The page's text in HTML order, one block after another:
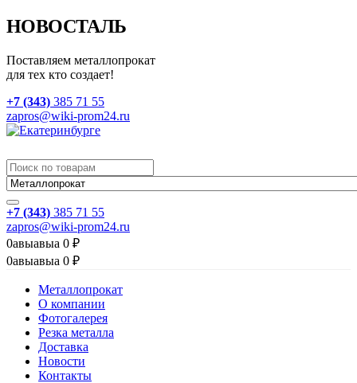
НОВОСТАЛЬ
Поставляем металлопрокат
для тех кто создает!
+7 (343) 385 71 55
zapros@wiki-prom24.ru
+7 (343) 385 71 55
zapros@wiki-prom24.ru
0авыавыа 0 ₽
0авыавыа 0 ₽
Металлопрокат
О компании
Фотогалерея
Резка металла
Доставка
Новости
Контакты